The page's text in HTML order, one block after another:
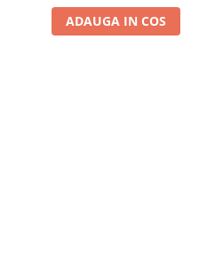
ADAUGA IN COS